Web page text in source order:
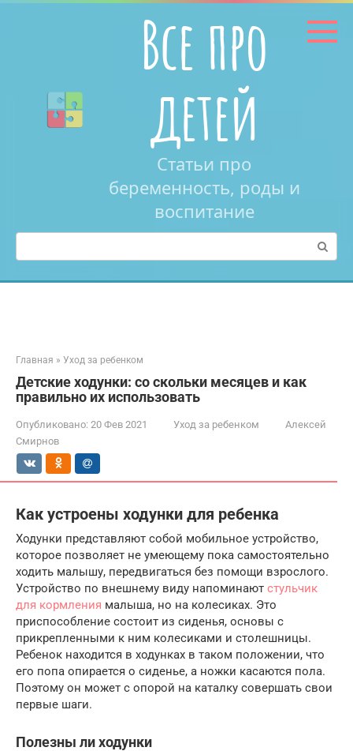
Перейти
Все про
детей
Статьи про
беременность, роды и
воспитание
Поиск:
Главная » Уход за ребенком
Детские ходунки: со скольки месяцев и как
правильно их использовать
Опубликовано: 20 Фев 2021 Уход за ребенком
Алексей
Смирнов
Как устроены ходунки для ребенка
Ходунки представляют собой мобильное устройство,
которое позволяет не умеющему пока самостоятельно
ходить малышу, передвигаться без помощи взрослого.
Устройство по внешнему виду напоминают стульчик
для кормления малыша, но на колесиках. Это
приспособление состоит из сиденья, основы с
прикрепленными к ним колесиками и столешницы.
Ребенок находится в ходунках в таком положении, что
его попа опирается о сиденье, а ножки касаются пола.
Поэтому он может с опорой на каталку совершать свои
первые шаги.
Полезны ли ходунки